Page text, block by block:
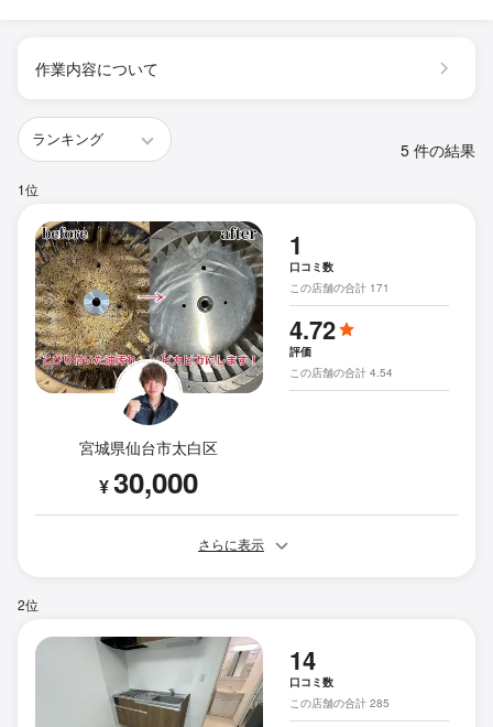
作業内容について
5 件の結果
1位
宮城県仙台市太白区
¥30,000
1
口コミ数
この店舗の合計 171
4.72
評価
この店舗の合計 4.54
さらに表示
2位
14
口コミ数
この店舗の合計 285